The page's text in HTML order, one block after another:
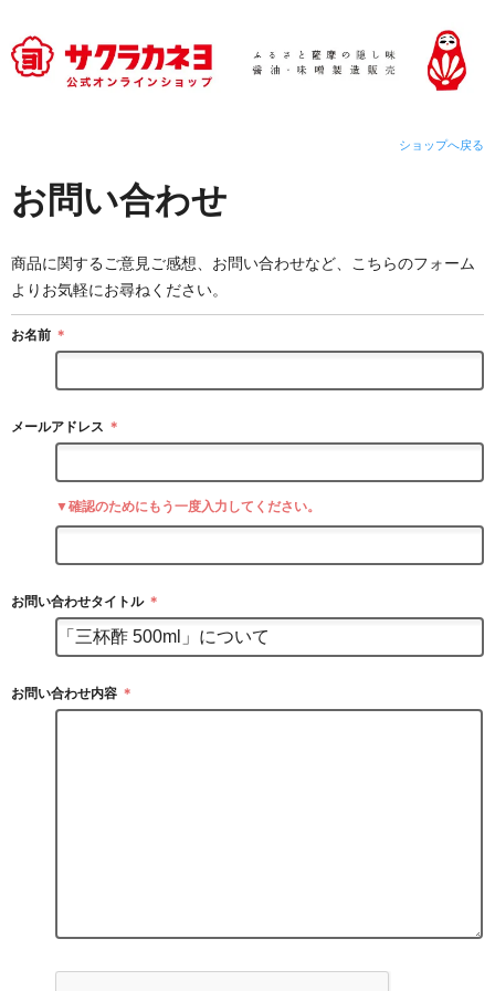
ショップへ戻る
お問い合わせ
商品に関するご意見ご感想、お問い合わせなど、こちらのフォーム
よりお気軽にお尋ねください。
お名前 ＊
メールアドレス ＊
▼確認のためにもう一度入力してください。
お問い合わせタイトル ＊
お問い合わせ内容 ＊